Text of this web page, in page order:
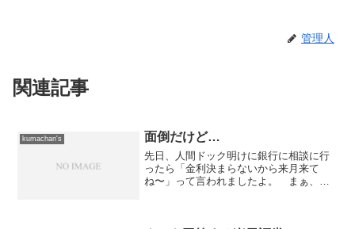
管理人
関連記事
kumachan's 面倒だけど…
先日、人間ドック明けに銀行に相談に行
ったら「金利決まらないから来月来て
ね〜」って言われましたよ。 まぁ、繰